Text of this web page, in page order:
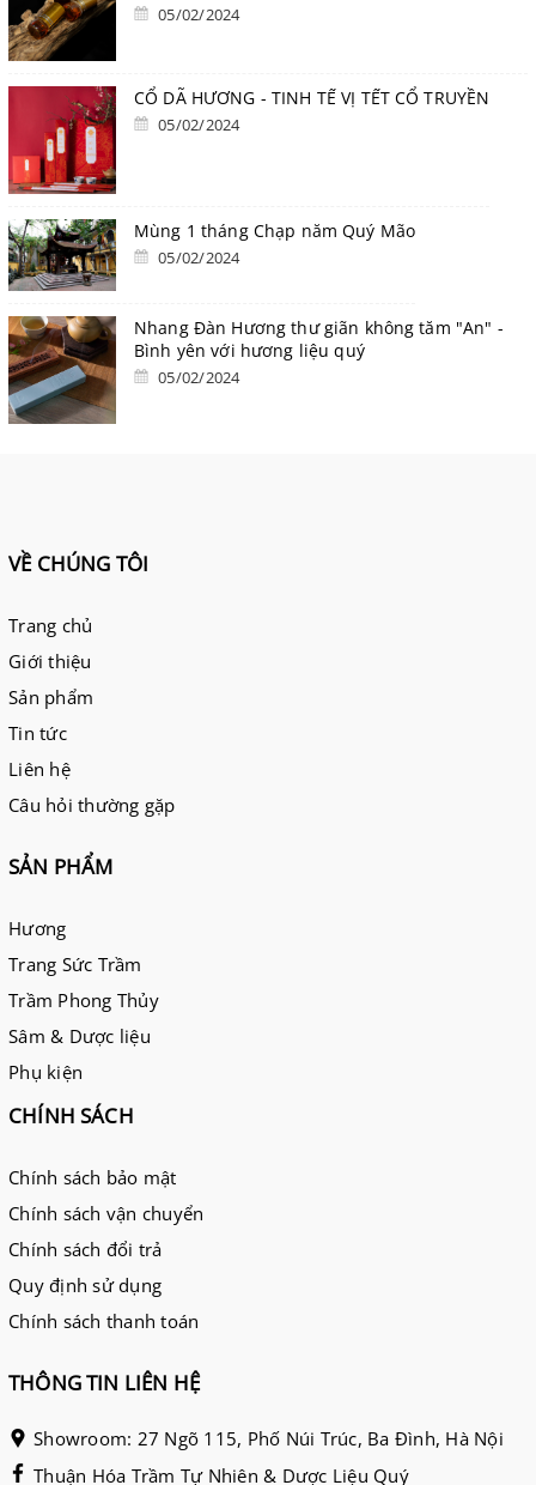
05/02/2024
CỔ DÃ HƯƠNG - TINH TẾ VỊ TẾT CỔ TRUYỀN
05/02/2024
Mùng 1 tháng Chạp năm Quý Mão
05/02/2024
Nhang Đàn Hương thư giãn không tăm "An" -
Bình yên với hương liệu quý
05/02/2024
VỀ CHÚNG TÔI
Trang chủ
Giới thiệu
Sản phẩm
Tin tức
Liên hệ
Câu hỏi thường gặp
SẢN PHẨM
Hương
Trang Sức Trầm
Trầm Phong Thủy
Sâm & Dược liệu
Phụ kiện
CHÍNH SÁCH
Chính sách bảo mật
Chính sách vận chuyển
Chính sách đổi trả
Quy định sử dụng
Chính sách thanh toán
THÔNG TIN LIÊN HỆ
Showroom: 27 Ngõ 115, Phố Núi Trúc, Ba Đình, Hà Nội
Thuận Hóa Trầm Tự Nhiên & Dược Liệu Quý